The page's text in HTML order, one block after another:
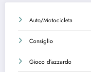
Auto/Motocicleta
Consiglio
Gioco d’azzardo